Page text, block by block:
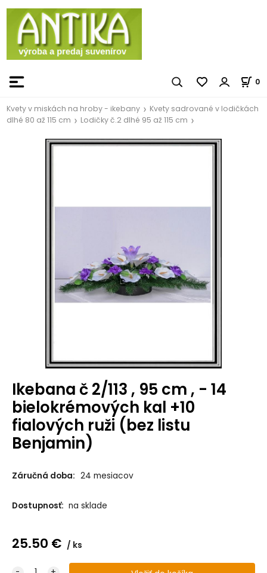
0
Kvety v miskách na hroby - ikebany
Kvety sadrované v lodičkách
dlhé 80 až 115 cm
Lodičky č.2 dlhé 95 až 115 cm
Ikebana č 2/113 , 95 cm , - 14
bielokrémových kal +10
fialových ruži (bez listu
Benjamin)
Záručná doba: 24 mesiacov
Dostupnosť: na sklade
25.50 € ks